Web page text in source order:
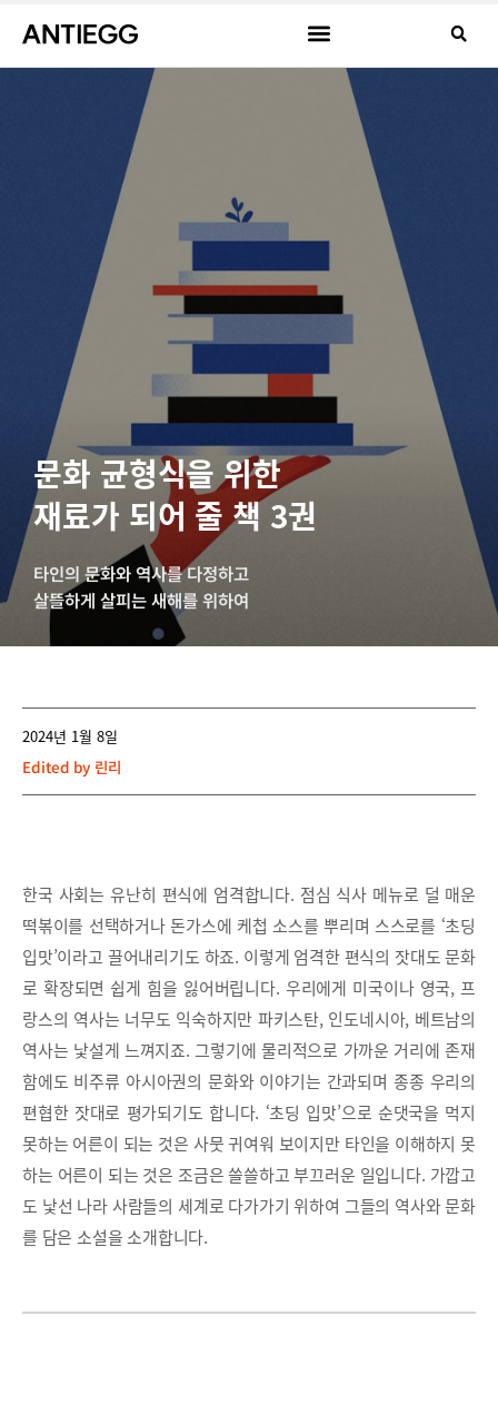
문화 균형식을 위한
재료가 되어 줄 책 3권
타인의 문화와 역사를 다정하고
살뜰하게 살피는 새해를 위하여
2024년 1월 8일
Edited by 린리
한국 사회는 유난히 편식에 엄격합니다. 점심 식사 메뉴로 덜 매운
떡볶이를 선택하거나 돈가스에 케첩 소스를 뿌리며 스스로를 ‘초딩
입맛’이라고 끌어내리기도 하죠. 이렇게 엄격한 편식의 잣대도 문화
로 확장되면 쉽게 힘을 잃어버립니다. 우리에게 미국이나 영국, 프
랑스의 역사는 너무도 익숙하지만 파키스탄, 인도네시아, 베트남의
역사는 낯설게 느껴지죠. 그렇기에 물리적으로 가까운 거리에 존재
함에도 비주류 아시아권의 문화와 이야기는 간과되며 종종 우리의
편협한 잣대로 평가되기도 합니다. ‘초딩 입맛’으로 순댓국을 먹지
못하는 어른이 되는 것은 사뭇 귀여워 보이지만 타인을 이해하지 못
하는 어른이 되는 것은 조금은 쓸쓸하고 부끄러운 일입니다. 가깝고
도 낯선 나라 사람들의 세계로 다가가기 위하여 그들의 역사와 문화
를 담은 소설을 소개합니다.